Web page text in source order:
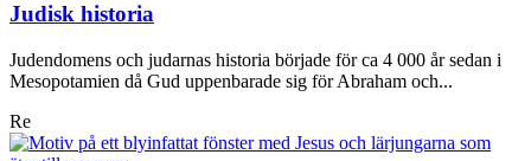
Judisk historia
Judendomens och judarnas historia började för ca 4 000 år sedan i
Mesopotamien då Gud uppenbarade sig för Abraham och...
Re